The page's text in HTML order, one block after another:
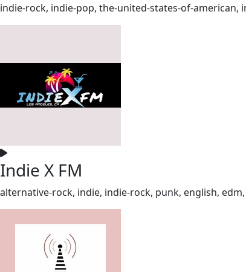
indie-rock, indie-pop, the-united-states-of-american,
Indie X FM
alternative-rock, indie, indie-rock, punk, english,